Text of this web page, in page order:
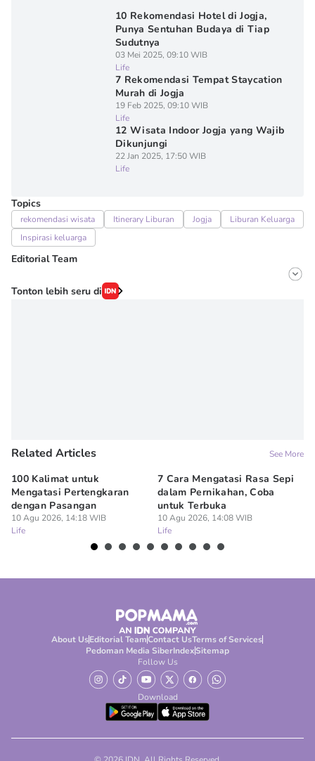
10 Rekomendasi Hotel di Jogja,
Punya Sentuhan Budaya di Tiap
Sudutnya
03 Mei 2025, 09:10 WIB
Life
7 Rekomendasi Tempat Staycation
Murah di Jogja
19 Feb 2025, 09:10 WIB
Life
12 Wisata Indoor Jogja yang Wajib
Dikunjungi
22 Jan 2025, 17:50 WIB
Life
Topics
rekomendasi wisata Itinerary Liburan Jogja
Liburan Keluarga
Inspirasi keluarga
Editorial Team
Editor
Tonton lebih seru di
Related Articles See More
100 Kalimat untuk
Mengatasi Pertengkaran
dengan Pasangan
10 Agu 2026, 14:18 WIB
Life
7 Cara Mengatasi Rasa Sepi
dalam Pernikahan, Coba
untuk Terbuka
10 Agu 2026, 14:08 WIB
Life
About UsEditorial TeamContact UsTerms of Services
Pedoman Media SiberIndexSitemap
Follow Us
Download